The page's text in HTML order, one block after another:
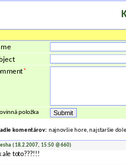
*
položka
komentárov: najnovšie hore, najstaršie dole
(18.2.2007, 15:50 @660)
ale toto???!!!